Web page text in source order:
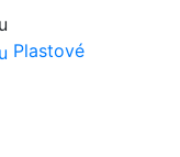
Plastové